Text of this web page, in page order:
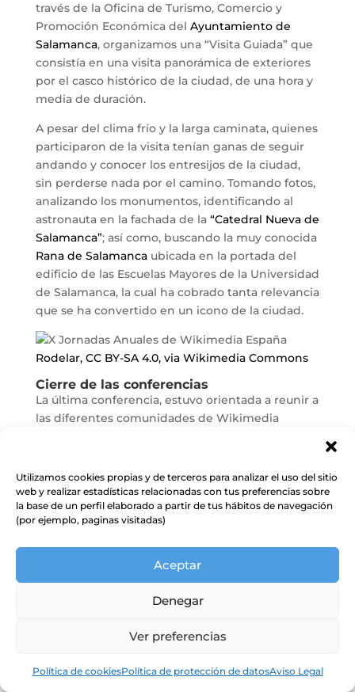
Utilizamos cookies propias y de terceros para analizar el uso del sitio
web y realizar estadísticas relacionadas con tus preferencias sobre
la base de un perfil elaborado a partir de tus hábitos de navegación
(por ejemplo, paginas visitadas)
Aceptar
Denegar
Ver preferencias
Política de cookiesPolítica de protección de datosAviso Legal
través de la Oficina de Turismo, Comercio y
Promoción Económica del Ayuntamiento de
Salamanca, organizamos una “Visita Guiada” que
consistía en una visita panorámica de exteriores
por el casco histórico de la ciudad, de una hora y
media de duración.
A pesar del clima frío y la larga caminata, quienes
participaron de la visita tenían ganas de seguir
andando y conocer los entresijos de la ciudad,
sin perderse nada por el camino. Tomando fotos,
analizando los monumentos, identificando al
astronauta en la fachada de la “Catedral Nueva de
Salamanca”; así como, buscando la muy conocida
Rana de Salamancaubicada en la portada del
edificio de las Escuelas Mayores de la Universidad
de Salamanca, la cual ha cobrado tanta relevancia
que se ha convertido en un icono de la ciudad.
Rodelar, CC BY-SA 4.0, via Wikimedia Commons
Cierre de las conferencias
La última conferencia, estuvo orientada a reunir a
las diferentes comunidades de Wikimedia
“Mesa sobre diversidad lingüística”. Sobre el
catalán, con la participación de Ester Bonet y
Koldo de Gibert, de Amical Wikimedia; con el
euskera, Aiora Mujika del Grupo de usuarios de
Wikimedistas Vascos; en el extremeño, Mentxu
Ramilo de Wikimedia España; con el gallego,
Adrián Estévez de Galipedia; sobre el mirandés,
Sofía Matias de Wikimedia Portugal e invitada
MiguelAlanCS, CC BY-SA 4.0, via Wikimedia